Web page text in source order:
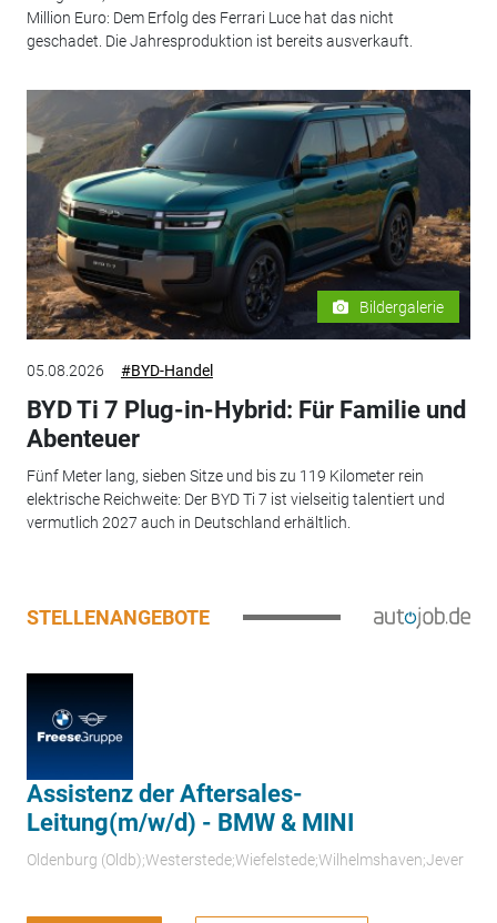
Million Euro: Dem Erfolg des Ferrari Luce hat das nicht
geschadet. Die Jahresproduktion ist bereits ausverkauft.
Bildergalerie
05.08.2026 #BYD-Handel
BYD Ti 7 Plug-in-Hybrid: Für Familie und
Abenteuer
Fünf Meter lang, sieben Sitze und bis zu 119 Kilometer rein
elektrische Reichweite: Der BYD Ti 7 ist vielseitig talentiert und
vermutlich 2027 auch in Deutschland erhältlich.
STELLENANGEBOTE
Assistenz der Aftersales-
Leitung(m/w/d) - BMW & MINI
Oldenburg (Oldb);Westerstede;Wiefelstede;Wilhelmshaven;Jever